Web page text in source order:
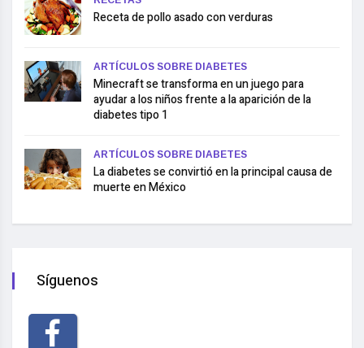
Receta de pollo asado con verduras
ARTÍCULOS SOBRE DIABETES
Minecraft se transforma en un juego para
ayudar a los niños frente a la aparición de la
diabetes tipo 1
ARTÍCULOS SOBRE DIABETES
La diabetes se convirtió en la principal causa de
muerte en México
Síguenos